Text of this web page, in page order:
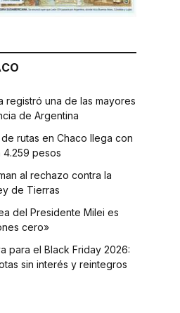
registró una de las mayores
de Argentina
rutas en Chaco llega con
4.259 pesos
al rechazo contra la
de Tierras
del Presidente Milei es
cero»
para el Black Friday 2026:
sin interés y reintegros